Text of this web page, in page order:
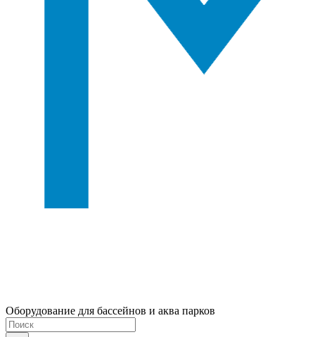
Оборудование для бассейнов и аква парков